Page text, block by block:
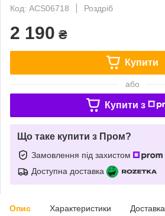
Код: ACS06718
Роздріб
2 190 ₴
Купити
або
Купити з
Що таке купити з Пром?
Замовлення під захистом
Доступна доставка
Опис Характеристики Доставка